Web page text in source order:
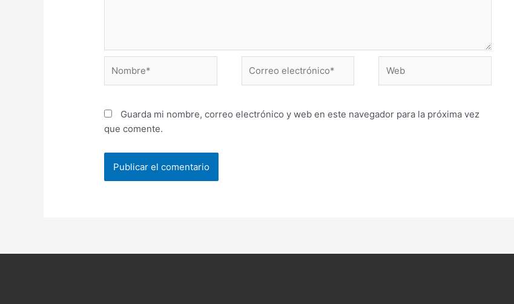
electrónico*
Guarda mi nombre, correo electrónico y web en este navegador para la próxima vez
que comente.